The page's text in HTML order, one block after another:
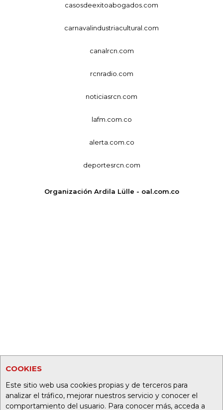
COOKIES
Este sitio web usa cookies propias y de terceros para
analizar el tráfico, mejorar nuestros servicio y conocer el
comportamiento del usuario. Para conocer más, acceda a
casosdeexitoabogados.com
carnavalindustriacultural.com
canalrcn.com
rcnradio.com
noticiasrcn.com
lafm.com.co
alerta.com.co
deportesrcn.com
Organización Ardila Lülle - oal.com.co